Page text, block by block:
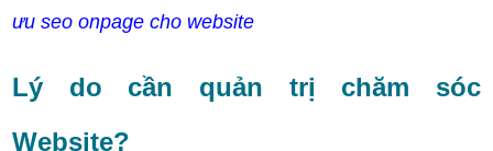
ưu seo onpage cho website
Lý do cần quản trị chăm sóc
Website?